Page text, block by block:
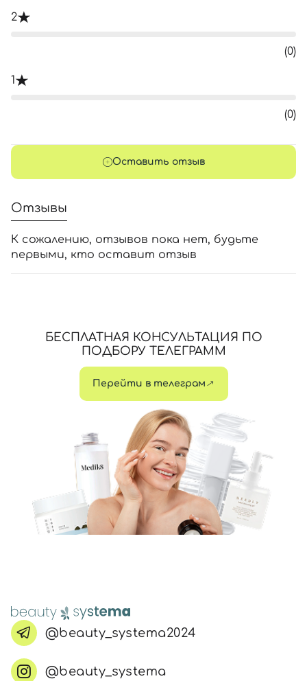
2
(0)
1
(0)
Оставить отзыв
Отзывы
К сожалению, отзывов пока нет, будьте
первыми, кто оставит отзыв
БЕСПЛАТНАЯ КОНСУЛЬТАЦИЯ ПО
ПОДБОРУ ТЕЛЕГРАММ
Перейти в телеграм
@beauty_systema2024
@beauty_systema